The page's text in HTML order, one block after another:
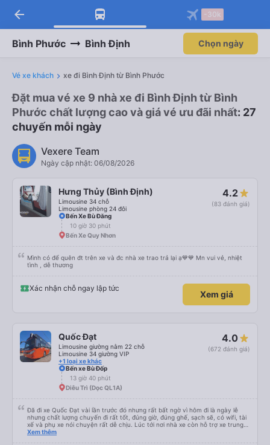
arrow_back -30k
Bình Phước Bình Định Chọn ngày
Vé xe khách xe đi Bình Định từ Bình Phước
Đặt mua vé xe 9 nhà xe đi Bình Định từ Bình
Phước chất lượng cao và giá vé ưu đãi nhất: 27
chuyến mỗi ngày
Vexere Team
Ngày cập nhật: 06/08/2026
Hưng Thủy (Bình Định)
Limousine 34 chỗ
Limousine phòng 24 đôi
4.2
(83 đánh giá)
Bến Xe Bù Đăng
10 giờ 30 phút
Bến Xe Quy Nhơn
Mình có để quên đt trên xe và đc nhà xe trao trả lại ạ💙💙 Mn vui vẻ, nhiệt
tình , dễ thương
Xác nhận chỗ ngay lập tức
Xem giá
Quốc Đạt
Limousine giường nằm 22 chỗ
Limousine 34 giường VIP
+1 loại xe khác
4.0
(672 đánh giá)
Bến xe Bù Đốp
13 giờ 40 phút
Diêu Trì (Dọc QL1A)
Đã đi xe Quốc Đạt vài lần trước đó nhưng rất bất ngờ vì hôm đi là ngày lễ
nhưng chất lượng chuyến đi rất tốt, đúng giờ, đúng ghế, sạch sẽ, có wifi, tài
xế và phụ xe nói chuyện rất dễ chịu. Lúc tới nơi nhà xe còn hỗ trợ xe trung
chuyển tới tận nhà. 10đ cho nhà xe, hy vọng nhà xe duy trì được chất lượng
Xem thêm